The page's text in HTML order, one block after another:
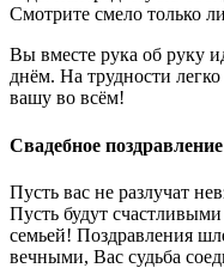
Смотрите смело только
Вы вместе рука об руку
днём. На трудности
вашу во всём!
Свадебное
Пусть вас не разлучат
Пусть будут
семьей! Поздравления
вечными, Вас судьба